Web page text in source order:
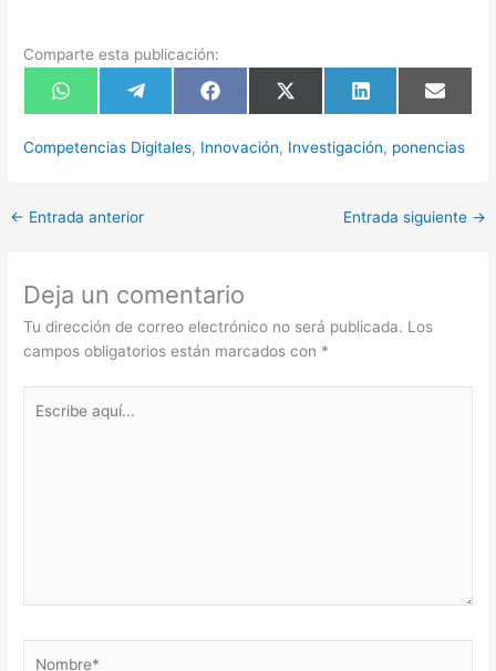
Comparte esta publicación:
Compartir
en
Compartir
en
Compartir
en
Compartir
en
(Twitter)
Compartir
en
en
Competencias Digitales, Innovación, Investigación, ponencias
← Entrada anterior Entrada siguiente →
Deja un comentario
Tu dirección de correo electrónico no será publicada. Los
campos obligatorios están marcados con *
aquí...